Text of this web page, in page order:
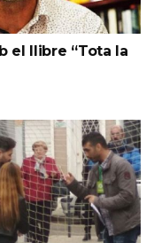
el llibre “Tota la